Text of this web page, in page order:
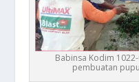
Babinsa Kodim
pembuatan